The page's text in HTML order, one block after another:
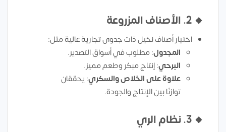
🔸2. الأصناف المزروعة
اختيار أصناف نخيل ذات جدوى تجارية عالية مثل:
المجدول: مطلوب في أسواق التصدير.
البرحي: إنتاج مبكر وطعم مميز.
علاوة على الخلاص والسكري: يحققان
توازنًا بين الإنتاج والجودة.
🔸3. نظام الري